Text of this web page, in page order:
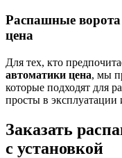
Распашные
цена
Для тех, кто
автоматики цена, мы
которые подходят для
просты в
Заказать
с установкой